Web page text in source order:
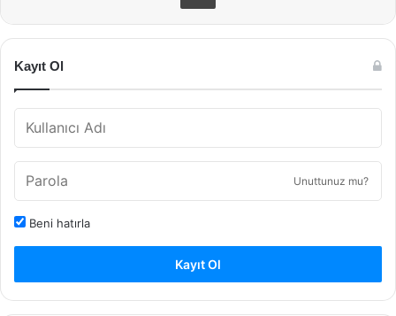
Kayıt Ol
Unuttunuz mu?
Beni hatırla
Kayıt Ol